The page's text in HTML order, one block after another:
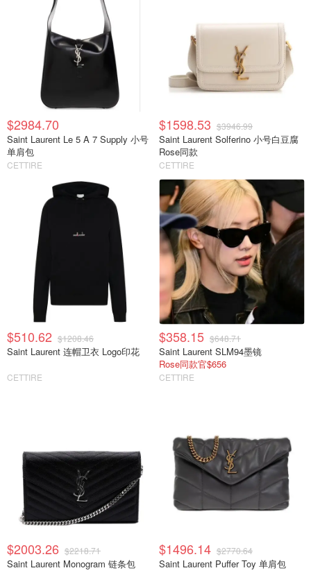
$2984.70
Saint Laurent Le 5 A 7 Supply 小号
单肩包
CETTIRE
$1598.53 $3946.99
Saint Laurent Solferino 小号白豆腐
Rose同款
CETTIRE
$510.62 $1208.46
Saint Laurent 连帽卫衣 Logo印花
CETTIRE
$358.15 $648.71
Saint Laurent SLM94墨镜
Rose同款官$656
CETTIRE
$2003.26 $2218.71
Saint Laurent Monogram 链条包
$1496.14 $2770.64
Saint Laurent Puffer Toy 单肩包